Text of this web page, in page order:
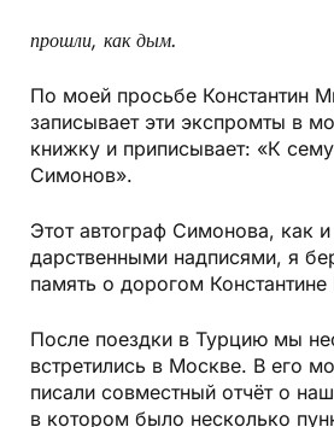
прошли, как дым.
По моей просьбе Константин
записывает эти экспромты в
книжку и приписывает: «К
Симонов».
Этот автограф Симонова, как и
дарственными надписями, я
память о дорогом
После поездки в Турцию мы
встретились в Москве. В его
писали совместный отчёт о
в котором было несколько